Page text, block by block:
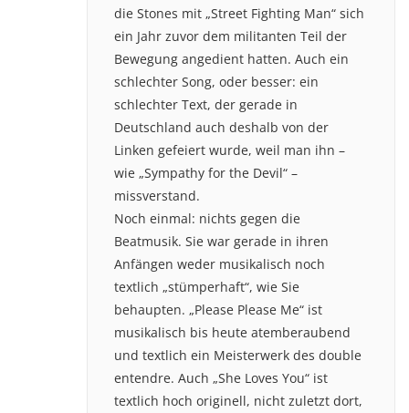
die Stones mit „Street Fighting Man“ sich
ein Jahr zuvor dem militanten Teil der
Bewegung angedient hatten. Auch ein
schlechter Song, oder besser: ein
schlechter Text, der gerade in
Deutschland auch deshalb von der
Linken gefeiert wurde, weil man ihn –
wie „Sympathy for the Devil“ –
missverstand.
Noch einmal: nichts gegen die
Beatmusik. Sie war gerade in ihren
Anfängen weder musikalisch noch
textlich „stümperhaft“, wie Sie
behaupten. „Please Please Me“ ist
musikalisch bis heute atemberaubend
und textlich ein Meisterwerk des double
entendre. Auch „She Loves You“ ist
textlich hoch originell, nicht zuletzt dort,